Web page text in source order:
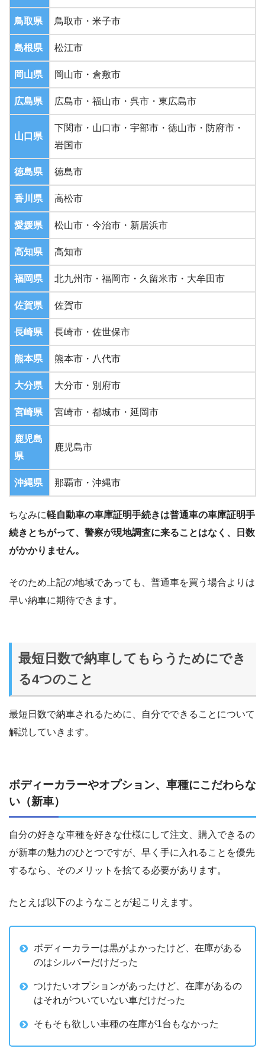
鳥取県 鳥取市・米子市
島根県 松江市
岡山県 岡山市・倉敷市
広島県 広島市・福山市・呉市・東広島市
山口県
下関市・山口市・宇部市・徳山市・防府市・
岩国市
徳島県 徳島市
香川県 高松市
愛媛県 松山市・今治市・新居浜市
高知県 高知市
福岡県 北九州市・福岡市・久留米市・大牟田市
佐賀県 佐賀市
長崎県 長崎市・佐世保市
熊本県 熊本市・八代市
大分県 大分市・別府市
宮崎県 宮崎市・都城市・延岡市
鹿児島
県
鹿児島市
沖縄県 那覇市・沖縄市
ちなみに軽自動車の車庫証明手続きは普通車の車庫証明手
続きとちがって、警察が現地調査に来ることはなく、日数
がかかりません。
そのため上記の地域であっても、普通車を買う場合よりは
早い納車に期待できます。
最短日数で納車してもらうためにでき
る4つのこと
最短日数で納車されるために、自分でできることについて
解説していきます。
ボディーカラーやオプション、車種にこだわらな
い（新車）
自分の好きな車種を好きな仕様にして注文、購入できるの
が新車の魅力のひとつですが、早く手に入れることを優先
するなら、そのメリットを捨てる必要があります。
たとえば以下のようなことが起こりえます。
ボディーカラーは黒がよかったけど、在庫がある
のはシルバーだけだった
つけたいオプションがあったけど、在庫があるの
はそれがついていない車だけだった
そもそも欲しい車種の在庫が1台もなかった